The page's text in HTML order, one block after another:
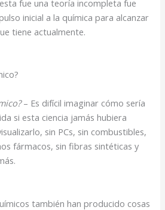
fue una teoría incompleta fue
inicial a la química para alcanzar
tiene actualmente.
– Es difícil imaginar cómo sería
si esta ciencia jamás hubiera
sin PCs, sin combustibles,
fármacos, sin fibras sintéticas y
también han producido cosas